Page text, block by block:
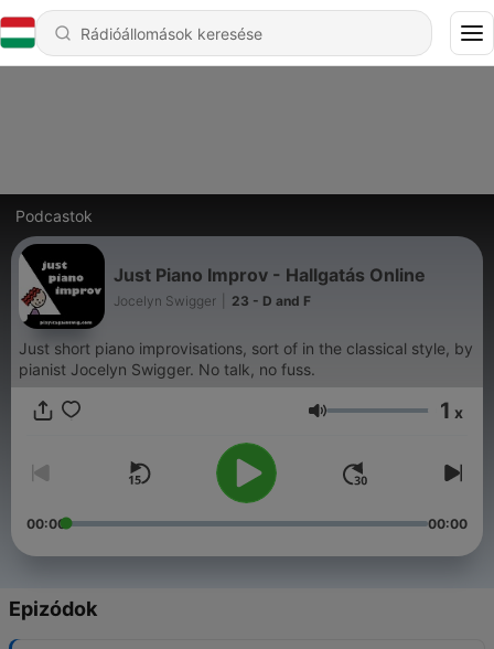
Podcastok
Just Piano Improv - Hallgatás Online
Jocelyn Swigger 23 - D and F
Just short piano improvisations, sort of in the classical style, by
pianist Jocelyn Swigger. No talk, no fuss.
Hangerő 1 x
00:00 00:00
Epizódok